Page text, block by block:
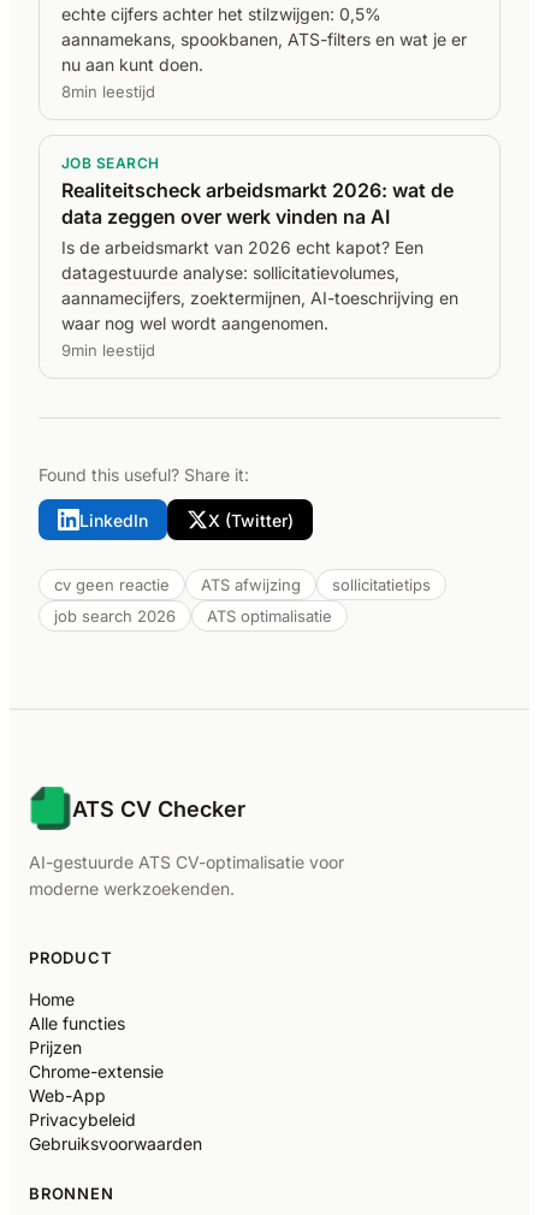
echte cijfers achter het stilzwijgen: 0,5%
aannamekans, spookbanen, ATS-filters en wat je er
nu aan kunt doen.
8min leestijd
JOB SEARCH
Realiteitscheck arbeidsmarkt 2026: wat de
data zeggen over werk vinden na AI
Is de arbeidsmarkt van 2026 echt kapot? Een
datagestuurde analyse: sollicitatievolumes,
aannamecijfers, zoektermijnen, AI-toeschrijving en
waar nog wel wordt aangenomen.
9min leestijd
Found this useful? Share it:
LinkedIn X (Twitter)
cv geen reactie ATS afwijzing
sollicitatietips
job search 2026
ATS optimalisatie
ATS CV Checker
AI-gestuurde ATS CV-optimalisatie voor
moderne werkzoekenden.
PRODUCT
Home
Alle functies
Prijzen
Chrome-extensie
Web-App
Privacybeleid
Gebruiksvoorwaarden
BRONNEN